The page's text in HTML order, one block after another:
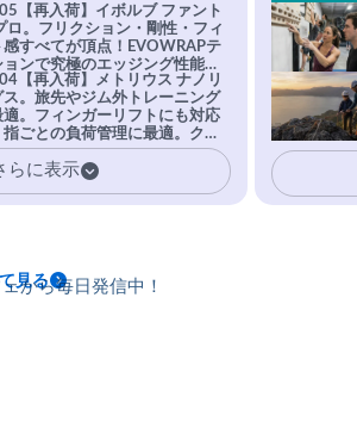
【再入荷】イボルブ ファント
ロ。フリクション・剛性・フィ
感すべてが頂点！EVOWRAPテ
ョンで究極のエッジング性能を
。進化系ラバーEvo-74はTRAX
駕する粘着力で極小ホールドに
。
【再入荷】メトリウス ナノリ
ス。旅先やジム外トレーニング
適。フィンガーリフトにも対応
指ごとの負荷管理に最適。クラ
ーの指を本気で鍛えるギア。
らに表示
から毎日発信中！
見る